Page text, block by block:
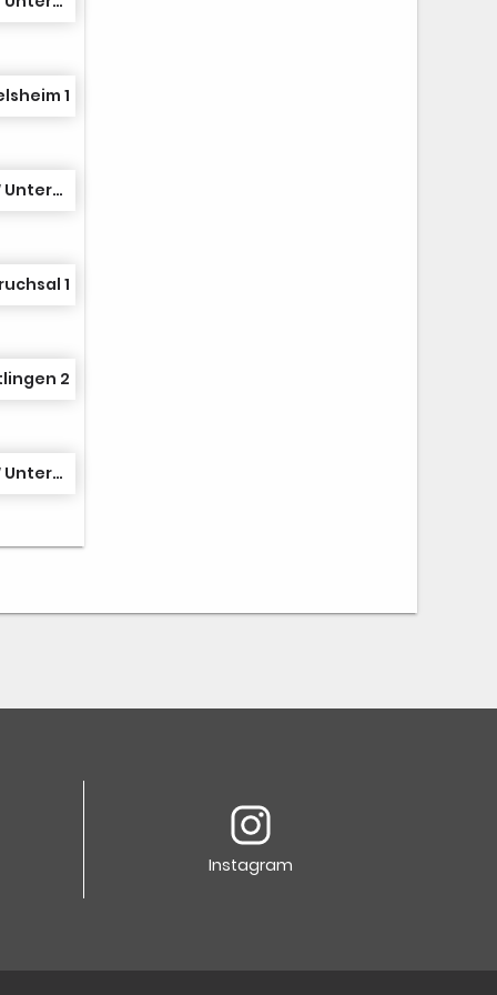
1
TSG TC Durlach/TC BW Untergrombach 3
1
2
TSG TC Durlach/TC BW Untergrombach 3
Instagram